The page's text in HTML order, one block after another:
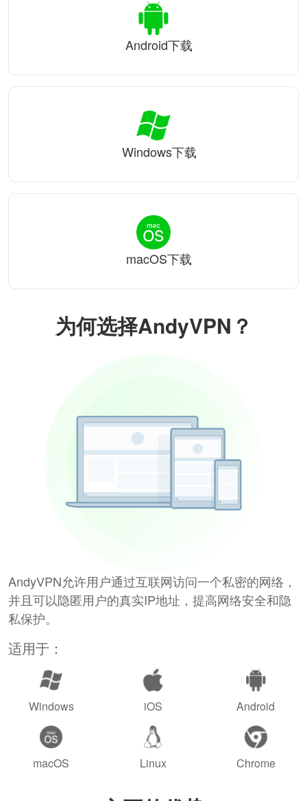
为何选择AndyVPN？
AndyVPN允许用户通过互联网访问一个私密的网络，
并且可以隐匿用户的真实IP地址，提高网络安全和隐
私保护。
适用于：
Windows iOS Android
macOS Linux Chrome
Android下载
Windows下载
macOS下载